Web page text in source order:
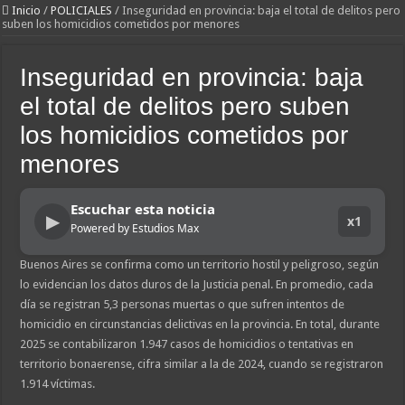
Inicio / POLICIALES / Inseguridad en provincia: baja el total de delitos pero
suben los homicidios cometidos por menores
Inseguridad en provincia: baja
el total de delitos pero suben
los homicidios cometidos por
menores
▶
Escuchar esta noticia
Powered by Estudios Max x1
Buenos Aires se confirma como un territorio hostil y peligroso, según
lo evidencian los datos duros de la Justicia penal. En promedio, cada
día se registran 5,3 personas muertas o que sufren intentos de
homicidio en circunstancias delictivas en la provincia. En total, durante
2025 se contabilizaron 1.947 casos de homicidios o tentativas en
territorio bonaerense, cifra similar a la de 2024, cuando se registraron
1.914 víctimas.